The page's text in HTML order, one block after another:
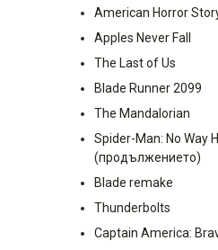
American Horror
Apples Never Fall
The Last of Us
Blade Runner 2099
The Mandalorian
Spider-Man: No Way
(продължението)
Blade remake
Thunderbolts
Captain America: